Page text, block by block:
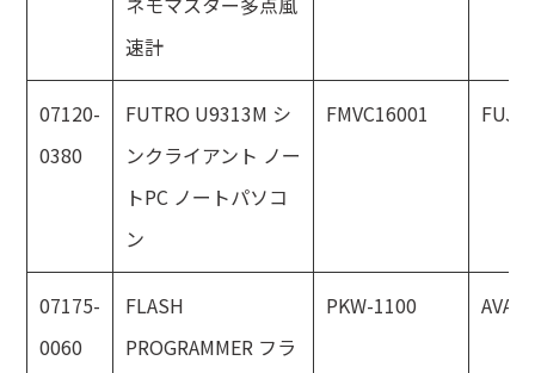
速計
07120-
0380
FUTRO U9313M シ
ンクライアント ノー
トPC ノートパソコ
ン
FMVC16001
07175-
0060
FLASH
PROGRAMMER フラ
PKW-1100 AVAL